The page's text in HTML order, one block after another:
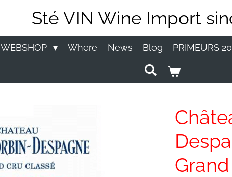
Sté VIN Wine Import
WEBSHOP Where News Blog PRIMEURS